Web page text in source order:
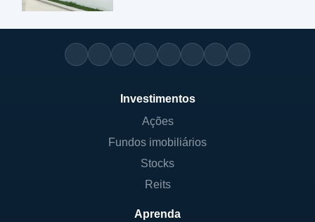
Investimentos
Ações
Fundos imobiliários
Stocks
Reits
Aprenda